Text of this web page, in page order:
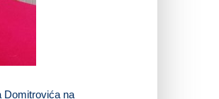
Domitrovića na